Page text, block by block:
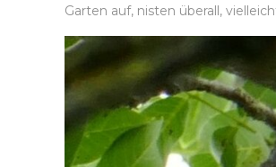
Garten auf, nisten überall,